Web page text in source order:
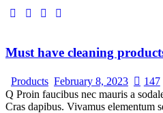
facebook-
twitter-dribble-instagram
Must have cleaning
Products February 8, 2023 147
Q Proin faucibus nec mauris a
Cras dapibus. Vivamus elementum